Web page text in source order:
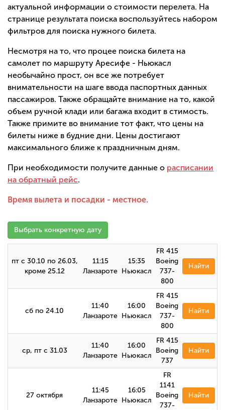
актуальной информации о стоимости перелета. На
странице результата поиска воспользуйтесь набором
фильтров для поиска нужного билета.
Несмотря на то, что процее поиска билета на
самолет по маршруту Аресифе - Ньюкасл
необычайно прост, он все же потребует
внимательности на шаге ввода паспортных данных
пассажиров. Также обращайте внимание на то, какой
объем ручной клади или багажа входит в стимость.
Также примите во внимание тот факт, что цены на
билеты ниже в будние дни. Цены достигают
максимального ближе к праздничным дням.
При необходимости получите данные о расписании
на обратный рейс.
Время вылета и посадки - местное.
Выбрать конкретную дату
пт с 30.10 по 26.03,
кроме 25.12
11:15
Ланзароте
15:35
Ньюкасл
FR 415
Boeing
737-
800
Найти
сб по 24.10
11:40
Ланзароте
16:00
Ньюкасл
FR 415
Boeing
737-
800
Найти
ср, пт с 31.03
11:40
Ланзароте
16:00
Ньюкасл
FR 415
Boeing
737
Найти
27 октября
11:45
Ланзароте
16:05
Ньюкасл
FR
1141
Boeing
737-
Найти